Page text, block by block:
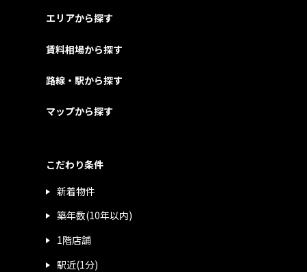
エリアから探す
賃料相場から探す
路線・駅から探す
マップから探す
こだわり条件
新着物件
築年数(10年以内)
1階店舗
駅近(1分)